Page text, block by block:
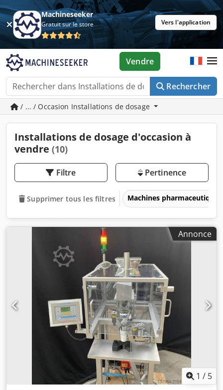
Machineseeker
Gratuit sur le store Vers l'application
Rechercher
Vendre
/ ... / Occasion Installations de dosage
Installations de dosage d'occasion à
vendre (10)
Filtre Pertinence
Supprimer tous les filtres Machines
Annonce
1 / 5